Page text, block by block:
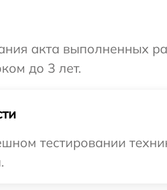
акта выполненных
до 3 лет.
тестировании